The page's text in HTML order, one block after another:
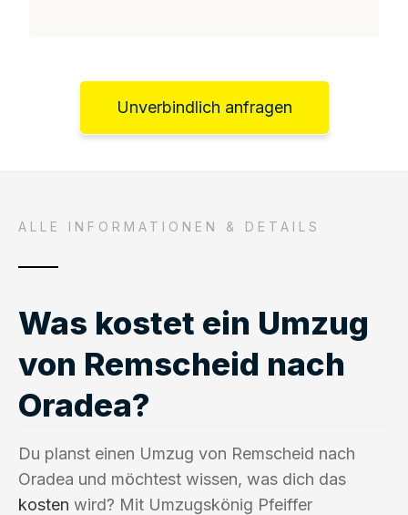
Unverbindlich anfragen
ALLE INFORMATIONEN & DETAILS
Was kostet ein Umzug
von Remscheid nach
Oradea?
Du planst einen Umzug von Remscheid nach
Oradea und möchtest wissen, was dich das
kosten wird? Mit Umzugskönig Pfeiffer